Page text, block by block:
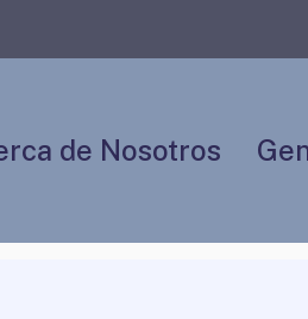
de Nosotros